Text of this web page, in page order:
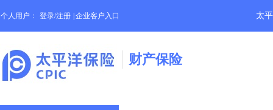
个人用户： 登录/注册 企业客户入口 太
财产保险